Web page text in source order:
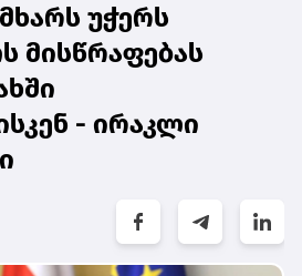
უჭერს
მისწრაფებას
- ირაკლი